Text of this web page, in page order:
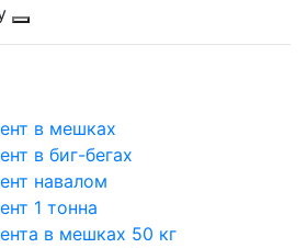
в мешках
в биг-бегах
навалом
1 тонна
в мешках 50 кг